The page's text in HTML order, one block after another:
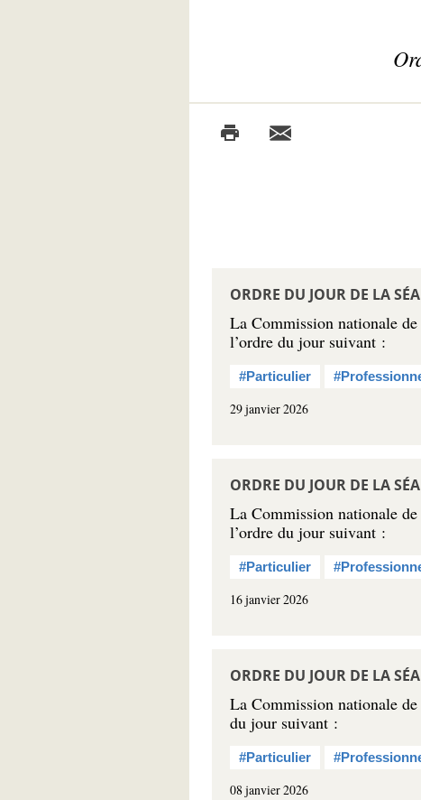
ORDRE DU JOUR DE LA
La Commission nationale
l’ordre du jour suivant :
#Particulier
29 janvier 2026
ORDRE DU JOUR DE LA
La Commission nationale
l’ordre du jour suivant :
#Particulier
16 janvier 2026
ORDRE DU JOUR DE LA
La Commission nationale
du jour suivant :
#Particulier
08 janvier 2026